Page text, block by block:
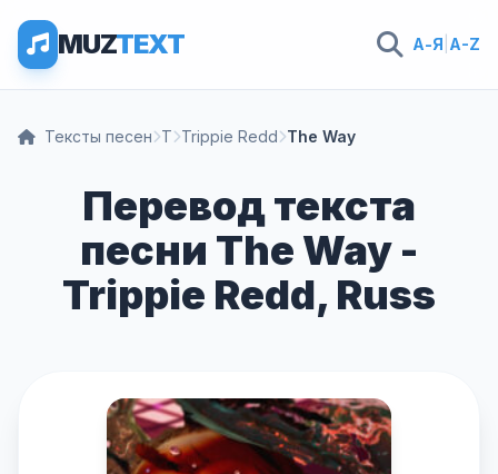
MUZTEXT А-Я A-Z
Тексты песен T Trippie Redd The Way
Перевод текста
песни The Way -
Trippie Redd, Russ